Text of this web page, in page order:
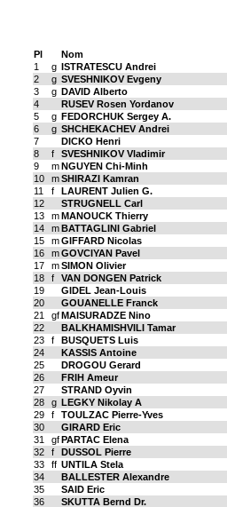
Pl Nom
1
g ISTRATESCU Andrei
2
g SVESHNIKOV Evgeny
3
g DAVID Alberto
4
RUSEV Rosen Yordanov
5
g FEDORCHUK Sergey A.
6
g SHCHEKACHEV Andrei
7
DICKO Henri
8
f SVESHNIKOV Vladimir
9
mNGUYEN Chi-Minh
10
mSHIRAZI Kamran
11
f LAURENT Julien G.
12
STRUGNELL Carl
13
mMANOUCK Thierry
14
mBATTAGLINI Gabriel
15
mGIFFARD Nicolas
16
mGOVCIYAN Pavel
17
mSIMON Olivier
18
f VAN DONGEN Patrick
19
GIDEL Jean-Louis
20
GOUANELLE Franck
21
gfMAISURADZE Nino
22
BALKHAMISHVILI Tamar
23
f BUSQUETS Luis
24
KASSIS Antoine
25
DROGOU Gerard
26
FRIH Ameur
27
STRAND Oyvin
28
g LEGKY Nikolay A
29
f TOULZAC Pierre-Yves
30
GIRARD Eric
31
gfPARTAC Elena
32
f DUSSOL Pierre
33
ff UNTILA Stela
34
BALLESTER Alexandre
35
SAID Eric
36
SKUTTA Bernd Dr.